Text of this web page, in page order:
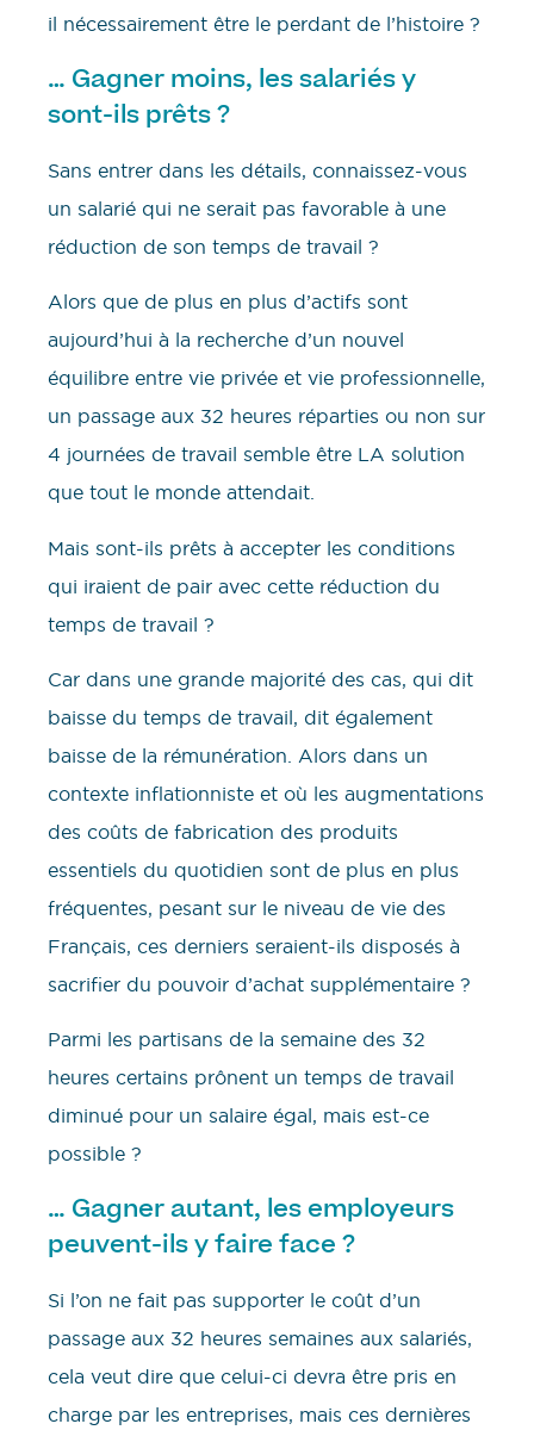
il nécessairement être le perdant de l’histoire ?
… Gagner moins, les salariés y
sont-ils prêts ?
Sans entrer dans les détails, connaissez-vous
un salarié qui ne serait pas favorable à une
réduction de son temps de travail ?
Alors que de plus en plus d’actifs sont
aujourd’hui à la recherche d’un nouvel
équilibre entre vie privée et vie professionnelle,
un passage aux 32 heures réparties ou non sur
4 journées de travail semble être LA solution
que tout le monde attendait.
Mais sont-ils prêts à accepter les conditions
qui iraient de pair avec cette réduction du
temps de travail ?
Car dans une grande majorité des cas, qui dit
baisse du temps de travail, dit également
baisse de la rémunération. Alors dans un
contexte inflationniste et où les augmentations
des coûts de fabrication des produits
essentiels du quotidien sont de plus en plus
fréquentes, pesant sur le niveau de vie des
Français, ces derniers seraient-ils disposés à
sacrifier du pouvoir d’achat supplémentaire ?
Parmi les partisans de la semaine des 32
heures certains prônent un temps de travail
diminué pour un salaire égal, mais est-ce
possible ?
… Gagner autant, les employeurs
peuvent-ils y faire face ?
Si l’on ne fait pas supporter le coût d’un
passage aux 32 heures semaines aux salariés,
cela veut dire que celui-ci devra être pris en
charge par les entreprises, mais ces dernières